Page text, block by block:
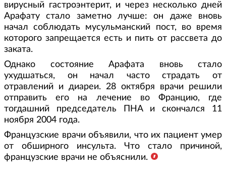
вирусный гастроэнтерит, и через несколько дней
Арафату стало заметно лучше: он даже вновь
начал соблюдать мусульманский пост, во время
которого запрещается есть и пить от рассвета до
заката.
Однако состояние Арафата вновь стало
ухудшаться, он начал часто страдать от
отравлений и диареи. 28 октября врачи решили
отправить его на лечение во Францию, где
тогдашний председатель ПНА и скончался 11
ноября 2004 года.
Французские врачи объявили, что их пациент умер
от обширного инсульта. Что стало причиной,
французские врачи не объяснили.